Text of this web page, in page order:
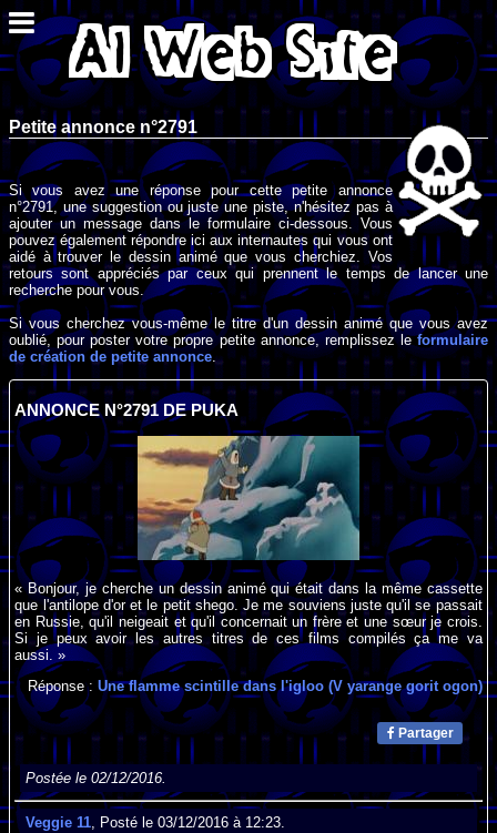
Petite annonce n°2791
Si vous avez une réponse pour cette petite annonce
n°2791, une suggestion ou juste une piste, n'hésitez pas à
ajouter un message dans le formulaire ci-dessous. Vous
pouvez également répondre ici aux internautes qui vous ont
aidé à trouver le dessin animé que vous cherchiez. Vos
retours sont appréciés par ceux qui prennent le temps de lancer une
recherche pour vous.
Si vous cherchez vous-même le titre d'un dessin animé que vous avez
oublié, pour poster votre propre petite annonce, remplissez leformulaire
de création de petite annonce .
ANNONCE N°2791 DE PUKA
« Bonjour, je cherche un dessin animé qui était dans la même cassette
que l'antilope d'or et le petit shego. Je me souviens juste qu'il se passait
en Russie, qu'il neigeait et qu'il concernait un frère et une sœur je crois.
Si je peux avoir les autres titres de ces films compilés ça me va
aussi. »
Réponse : Une flamme scintille dans l'igloo (V yarange gorit ogon)
Partager
Postée le 02/12/2016.
Veggie 11, Posté le 03/12/2016 à 12:23.